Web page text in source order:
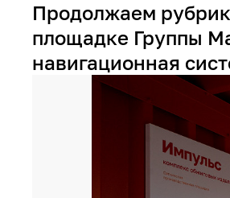
Продолжаем
площадке Группы
навигационная